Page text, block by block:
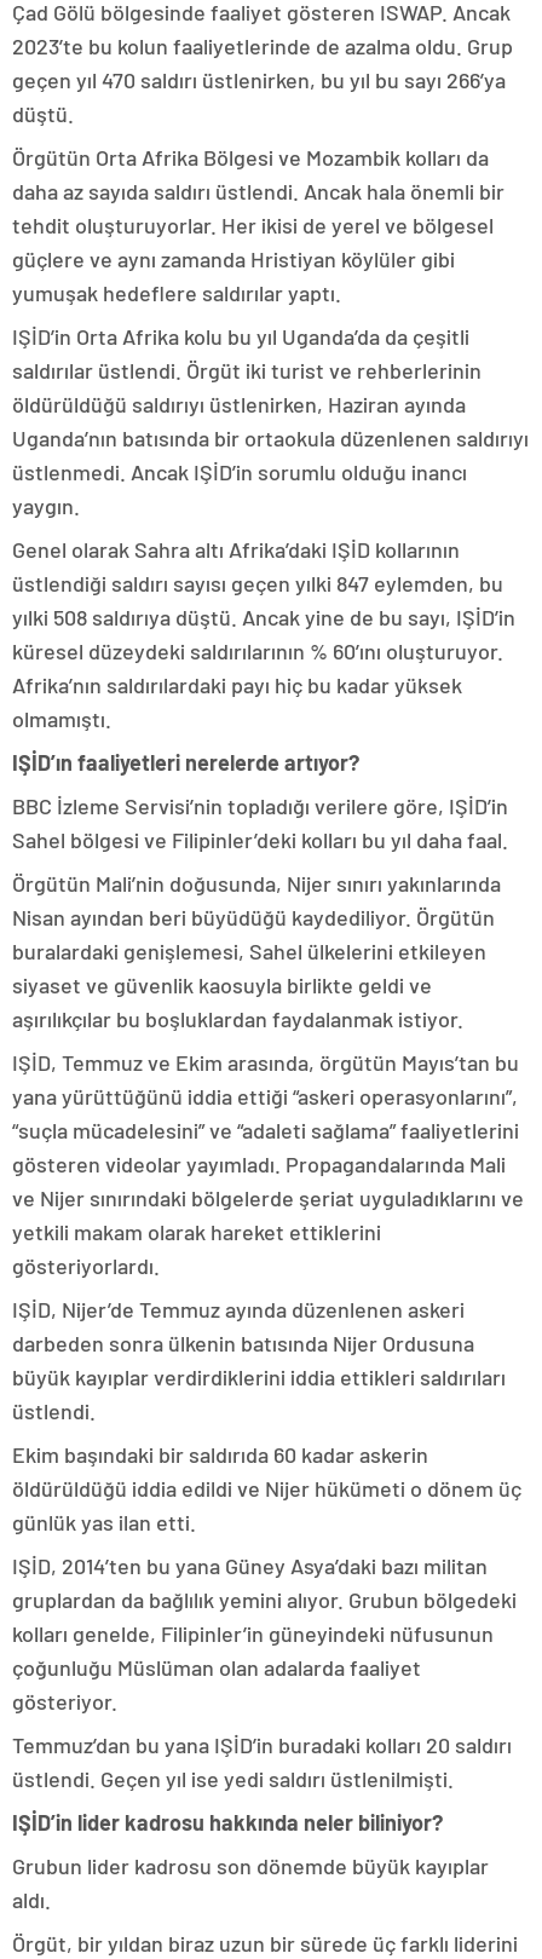
Çad Gölü bölgesinde faaliyet gösteren ISWAP. Ancak
2023’te bu kolun faaliyetlerinde de azalma oldu. Grup
geçen yıl 470 saldırı üstlenirken, bu yıl bu sayı 266’ya
düştü.
Örgütün Orta Afrika Bölgesi ve Mozambik kolları da
daha az sayıda saldırı üstlendi. Ancak hala önemli bir
tehdit oluşturuyorlar. Her ikisi de yerel ve bölgesel
güçlere ve aynı zamanda Hristiyan köylüler gibi
yumuşak hedeflere saldırılar yaptı.
IŞİD’in Orta Afrika kolu bu yıl Uganda’da da çeşitli
saldırılar üstlendi. Örgüt iki turist ve rehberlerinin
öldürüldüğü saldırıyı üstlenirken, Haziran ayında
Uganda’nın batısında bir ortaokula düzenlenen saldırıyı
üstlenmedi. Ancak IŞİD’in sorumlu olduğu inancı
yaygın.
Genel olarak Sahra altı Afrika’daki IŞİD kollarının
üstlendiği saldırı sayısı geçen yılki 847 eylemden, bu
yılki 508 saldırıya düştü. Ancak yine de bu sayı, IŞİD’in
küresel düzeydeki saldırılarının % 60’ını oluşturuyor.
Afrika’nın saldırılardaki payı hiç bu kadar yüksek
olmamıştı.
IŞİD’ın faaliyetleri nerelerde artıyor?
BBC İzleme Servisi’nin topladığı verilere göre, IŞİD’in
Sahel bölgesi ve Filipinler’deki kolları bu yıl daha faal.
Örgütün Mali’nin doğusunda, Nijer sınırı yakınlarında
Nisan ayından beri büyüdüğü kaydediliyor. Örgütün
buralardaki genişlemesi, Sahel ülkelerini etkileyen
siyaset ve güvenlik kaosuyla birlikte geldi ve
aşırılıkçılar bu boşluklardan faydalanmak istiyor.
IŞİD, Temmuz ve Ekim arasında, örgütün Mayıs’tan bu
yana yürüttüğünü iddia ettiği “askeri operasyonlarını”,
“suçla mücadelesini” ve “adaleti sağlama” faaliyetlerini
gösteren videolar yayımladı. Propagandalarında Mali
ve Nijer sınırındaki bölgelerde şeriat uyguladıklarını ve
yetkili makam olarak hareket ettiklerini
gösteriyorlardı.
IŞİD, Nijer’de Temmuz ayında düzenlenen askeri
darbeden sonra ülkenin batısında Nijer Ordusuna
büyük kayıplar verdirdiklerini iddia ettikleri saldırıları
üstlendi.
Ekim başındaki bir saldırıda 60 kadar askerin
öldürüldüğü iddia edildi ve Nijer hükümeti o dönem üç
günlük yas ilan etti.
IŞİD, 2014’ten bu yana Güney Asya’daki bazı militan
gruplardan da bağlılık yemini alıyor. Grubun bölgedeki
kolları genelde, Filipinler’in güneyindeki nüfusunun
çoğunluğu Müslüman olan adalarda faaliyet
gösteriyor.
Temmuz’dan bu yana IŞİD’in buradaki kolları 20 saldırı
üstlendi. Geçen yıl ise yedi saldırı üstlenilmişti.
IŞİD’in lider kadrosu hakkında neler biliniyor?
Grubun lider kadrosu son dönemde büyük kayıplar
aldı.
Örgüt, bir yıldan biraz uzun bir sürede üç farklı liderini